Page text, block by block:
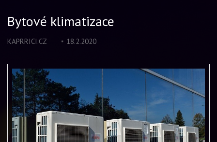
Bytové klimatizace
KAPRRICI.CZ 18.2.2020